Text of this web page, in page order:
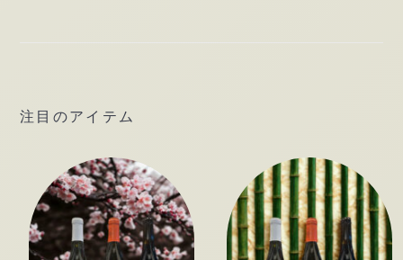
注目のアイテム